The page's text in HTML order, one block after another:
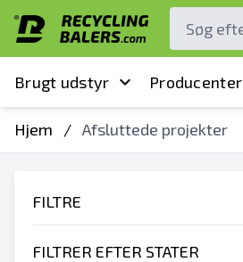
Brugt udstyr Producenter
Hjem / Afsluttede projekter
FILTRE
FILTRER EFTER STATER